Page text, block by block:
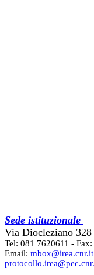
Sede istituzionale
Via Diocleziano
Tel: 081 7620611 -
Email: mbox@irea.cnr.it